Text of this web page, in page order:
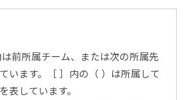
は前所属チーム、または次の所属先
います。［ ］内の（ ）は所属して
表しています。